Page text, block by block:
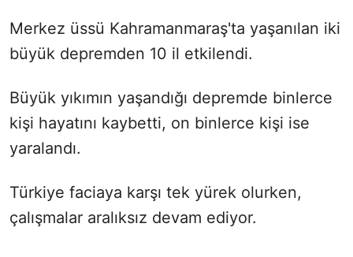
Merkez üssü Kahramanmaraş'ta yaşanılan iki
büyük depremden 10 il etkilendi.
Büyük yıkımın yaşandığı depremde binlerce
kişi hayatını kaybetti, on binlerce kişi ise
yaralandı.
Türkiye faciaya karşı tek yürek olurken,
çalışmalar aralıksız devam ediyor.